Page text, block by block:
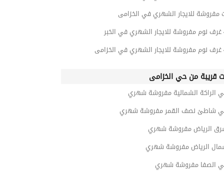
مفروشة للايجار الشهري في الخزامى
قريبة من حي الخزامى
الراكة الشمالية مفروشة شهري
شاطئ نصف القمر مفروشة شهري
الرياض مفروشة شهري
الرياض مفروشة شهري
الصفا مفروشة شهري